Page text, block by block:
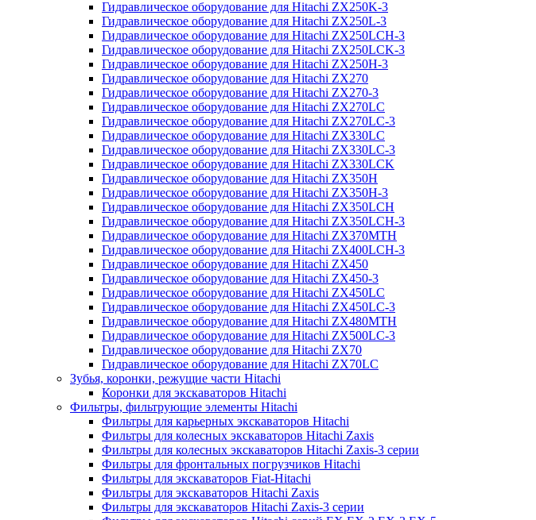
Гидравлическое оборудование для Hitachi ZX250K-3
Гидравлическое оборудование для Hitachi ZX250L-3
Гидравлическое оборудование для Hitachi ZX250LCH-3
Гидравлическое оборудование для Hitachi ZX250LCK-3
Гидравлическое оборудование для Hitachi ZX250Н-3
Гидравлическое оборудование для Hitachi ZX270
Гидравлическое оборудование для Hitachi ZX270-3
Гидравлическое оборудование для Hitachi ZX270LC
Гидравлическое оборудование для Hitachi ZX270LC-3
Гидравлическое оборудование для Hitachi ZX330LC
Гидравлическое оборудование для Hitachi ZX330LC-3
Гидравлическое оборудование для Hitachi ZX330LCK
Гидравлическое оборудование для Hitachi ZX350H
Гидравлическое оборудование для Hitachi ZX350H-3
Гидравлическое оборудование для Hitachi ZX350LCH
Гидравлическое оборудование для Hitachi ZX350LCH-3
Гидравлическое оборудование для Hitachi ZX370MTH
Гидравлическое оборудование для Hitachi ZX400LCH-3
Гидравлическое оборудование для Hitachi ZX450
Гидравлическое оборудование для Hitachi ZX450-3
Гидравлическое оборудование для Hitachi ZX450LC
Гидравлическое оборудование для Hitachi ZX450LC-3
Гидравлическое оборудование для Hitachi ZX480MTH
Гидравлическое оборудование для Hitachi ZX500LC-3
Гидравлическое оборудование для Hitachi ZX70
Гидравлическое оборудование для Hitachi ZX70LC
Зубья, коронки, режущие части Hitachi
Коронки для экскаваторов Hitachi
Фильтры, фильтрующие элементы Hitachi
Фильтры для карьерных экскаваторов Hitachi
Фильтры для колесных экскаваторов Hitachi Zaxis
Фильтры для колесных экскаваторов Hitachi Zaxis-3 серии
Фильтры для фронтальных погрузчиков Hitachi
Фильтры для экскаваторов Fiat-Hitachi
Фильтры для экскаваторов Hitachi Zaxis
Фильтры для экскаваторов Hitachi Zaxis-3 серии